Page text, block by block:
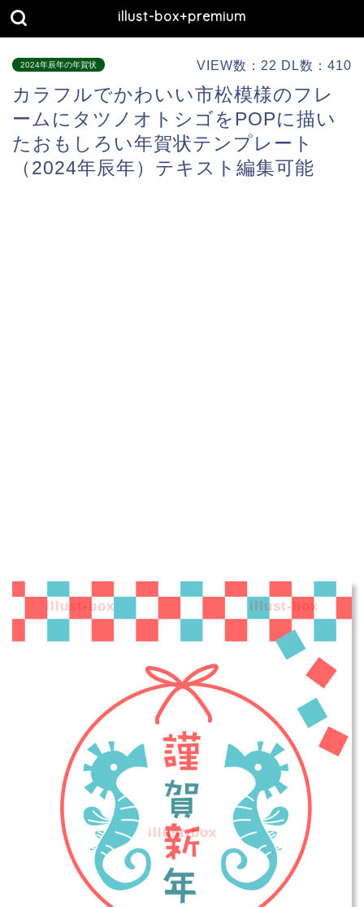
illust-box+premium
2024年辰年の年賀状 VIEW数：22 DL数：410
カラフルでかわいい市松模様のフレ
ームにタツノオトシゴをPOPに描い
たおもしろい年賀状テンプレート
（2024年辰年）テキスト編集可能
illust-box
illust-box illust-box